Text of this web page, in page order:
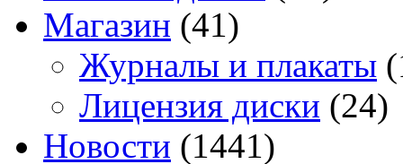
Магазин (41)
Журналы и плакаты
Лицензия диски (24)
Новости (1441)